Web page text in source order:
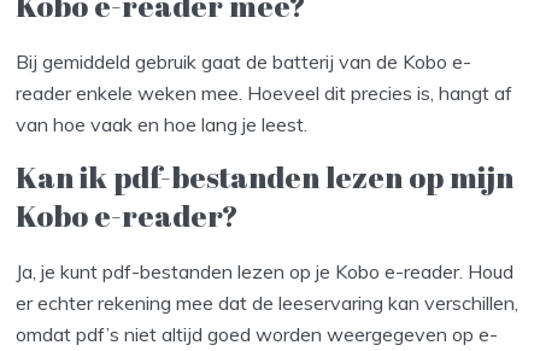
Bij gemiddeld gebruik gaat de batterij van de Kobo e-
reader enkele weken mee. Hoeveel dit precies is, hangt af
van hoe vaak en hoe lang je leest.
Kan ik pdf-bestanden lezen op mijn
Kobo e-reader?
Ja, je kunt pdf-bestanden lezen op je Kobo e-reader. Houd
er echter rekening mee dat de leeservaring kan verschillen,
omdat pdf’s niet altijd goed worden weergegeven op e-